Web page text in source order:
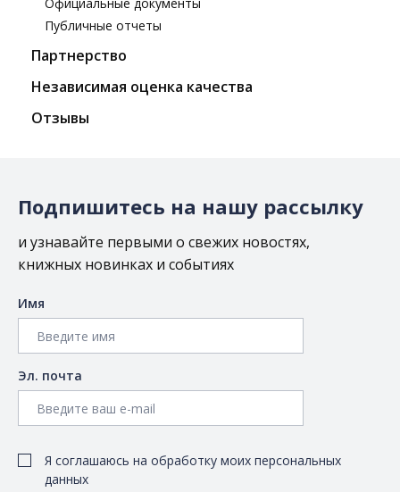
Публичные отчеты
Партнерство
Независимая оценка качества
Отзывы
Подпишитесь на нашу рассылку
и узнавайте первыми о свежих новостях,
книжных новинках и событиях
Имя
Эл. почта
Я соглашаюсь на обработку моих персональных
данных